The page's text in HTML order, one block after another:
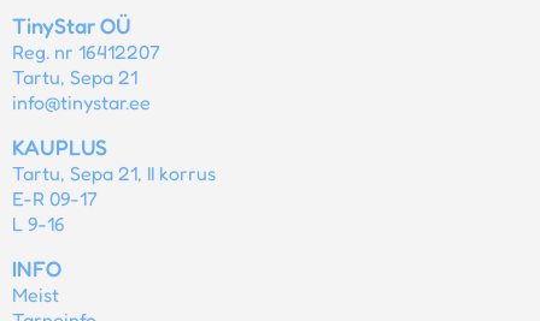
TinyStar OÜ
Reg. nr 16412207
Tartu, Sepa 21
info@tinystar.ee
KAUPLUS
Tartu, Sepa 21, II korrus
E-R 09-17
L 9-16
INFO
Meist